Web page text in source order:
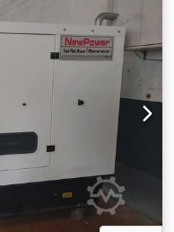
- Motortestbænke
modstand -
til 800V - Frekvens:
kW - 500 kW - 800
Lastniveauer kan
- Udskrivning af
igangsættelse
- Direkte via tastaturet
(touchpanel) - Via
med Modbus
egenskaber: -
støv under